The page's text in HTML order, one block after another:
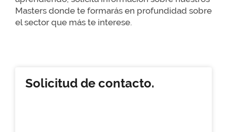
Masters donde te formarás en profundidad sobre
el sector que más te interese.
Solicitud de contacto.